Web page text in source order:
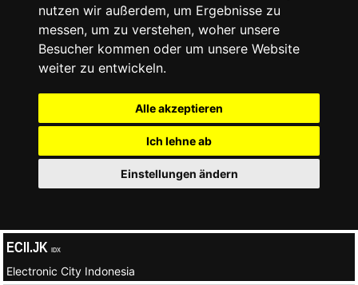
nutzen wir außerdem, um Ergebnisse zu
messen, um zu verstehen, woher unsere
Besucher kommen oder um unsere Website
weiter zu entwickeln.
Alle akzeptieren
Ich lehne ab
Einstellungen ändern
ECII.JK IDX
Electronic City Indonesia